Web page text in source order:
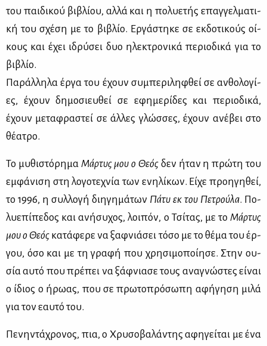
του παι­δι­κού βι­βλί­ου, αλ­λά και η πο­λυ­ε­τής επαγ­γελ­μα­τι­
κή του σχέ­ση με το βι­βλίο. Ερ­γά­στη­κε σε εκ­δο­τι­κούς οί­
κους και έχει ιδρύ­σει δυο ηλε­κτρο­νι­κά πε­ριο­δι­κά για το
βι­βλίο.
Πα­ράλ­λη­λα έρ­γα του έχουν συ­μπε­ρι­λη­φθεί σε αν­θο­λο­γί­
ες, έχουν δη­μο­σιευ­θεί σε εφη­με­ρί­δες και πε­ριο­δι­κά,
έχουν με­τα­φρα­στεί σε άλ­λες γλώσ­σες, έχουν ανέ­βει στο
θέ­α­τρο.
Το μυ­θι­στό­ρη­μα Μάρ­τυς μου ο Θε­ός δεν ήταν η πρώ­τη του
εμ­φά­νι­ση στη λο­γο­τε­χνία των ενη­λί­κων. Εί­χε προη­γη­θεί,
το 1996, η συλ­λο­γή δι­η­γη­μά­των Πά­τυ εκ του Πε­τρού­λα. Πο­
λυ­ε­πί­πε­δος και ανή­συ­χος, λοι­πόν, ο Τσί­τας, με το Μάρ­τυς
μου ο Θε­ός κα­τά­φε­ρε να ξαφ­νιά­σει τό­σο με το θέ­μα του έρ­
γου, όσο και με τη γρα­φή που χρη­σι­μο­ποί­η­σε. Στην ου­
σία αυ­τό που πρέ­πει να ξάφ­νια­σε τους ανα­γνώ­στες εί­ναι
ο ίδιος ο ήρω­ας, που σε πρω­το­πρό­σω­πη αφή­γη­ση μι­λά
για τον εαυ­τό του.
Πε­νη­ντά­χρο­νος, πια, ο Χρυ­σο­βα­λά­ντης αφη­γεί­ται με ένα